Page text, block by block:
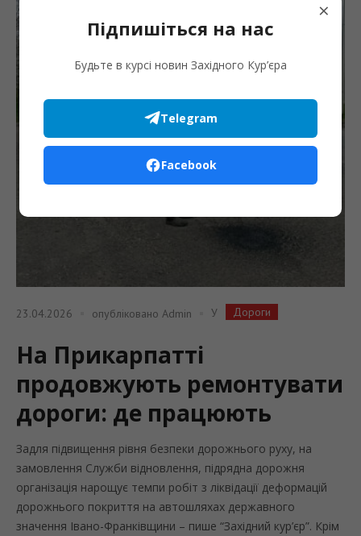
23.04.2026 опубліковано Admin У Дороги
На Прикарпатті
продовжують ремонтувати
дороги: де працюють
Задля підвищення рівня безпеки дорожнього руху, на
замовлення Служби відновлення, підрядна дорожня
організація нарощує темпи робіт з ліквідації деформацій
дорожнього покриття на автошляхах державного
значення Івано-Франківщини – пише “Західний кур’єр”. Крім
×
Підпишіться на нас
Будьте в курсі новин Західного Кур’єра
Telegram
Facebook